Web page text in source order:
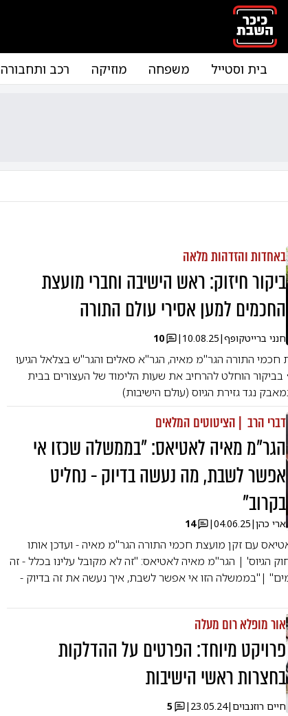
בית וסטייל משפחה מוזיקה רכב ותחבורה
באחדות והזדהות מלאה
ביקור חיזוק: ראש הישיבה וחברי מועצת
החכמים למען אסירי עולם התורה
חנני ברייטקופף|
10.08.25
|
10
חכמי התורה הגר"מ מאיה, הגר"א סאלים והגר"ש בצלאל הגיעו
• בביקור הוחלט להרחיב את שעות הלימוד של העצורים בבית
נגד גזירת הגיוס (עולם הישיבות)
דברי הרב | הציטוטים המלאים
הגר"מ מאיה לאטיאס: "בממשלה שכזו אי
אפשר לשבת, מה נעשה בדיוק - נחליט
בקרוב"
ארי כהן|
04.06.25
|
14
עם זקן מועצת חכמי התורה הגר"מ מאיה - ועדכן אותו
הגיוס' | הגר"מ מאיה לאטיאס: "זה לא מקובל עלינו בכלל - זה
|"בממשלה הזו אי אפשר לשבת, איך נעשה את זה בדיוק -
אור מופלא רום מעלה
פרויקט מיוחד: הפרטים על ההדלקות
בחצרות ראשי הישיבות
חיים רוזנבוים |
23.05.24
|
5